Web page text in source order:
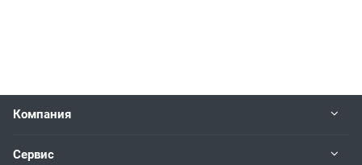
Компания
Сервис